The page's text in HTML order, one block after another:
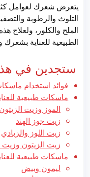
يتعرض شعرك لعوامل
التلوث والرطوبة
الملح والكلور، ولعلاج
الطبيعية للعناية بشعرك
ستجدين في
فوائد استخدام
ماسكات طبيعية
الموز وزيت الزيتون
زيت جوز الهند
زيت اللوز والزبادي
زيت الزيتون وزيت
ماسكات طبيعية
ليمون وبيض